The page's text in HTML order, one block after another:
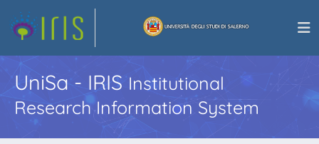
UniSa - IRISInstitutional
Research Information System